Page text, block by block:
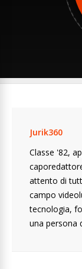
Jurik360
Classe '82,
attento di
campo
tecnologia,
una persona